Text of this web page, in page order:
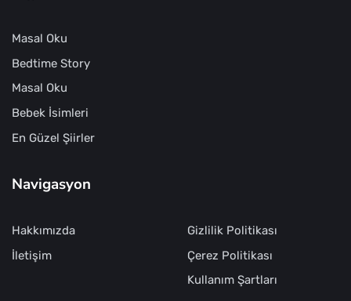
Masal Oku
Bedtime Story
Masal Oku
Bebek İsimleri
En Güzel Şiirler
Navigasyon
Hakkımızda
İletişim
Gizlilik Politikası
Çerez Politikası
Kullanım Şartları